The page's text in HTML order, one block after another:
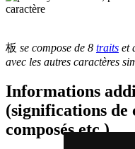
板 se compose de 8 traits et
avec les autres caractères
Informations
(significations de
composés etc.)